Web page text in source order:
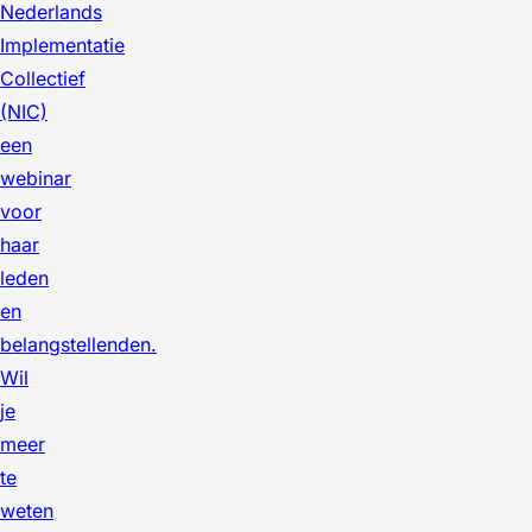
Nederlands
Implementatie
Collectief
(NIC)
een
webinar
voor
haar
leden
en
belangstellenden.
Wil
je
meer
te
weten